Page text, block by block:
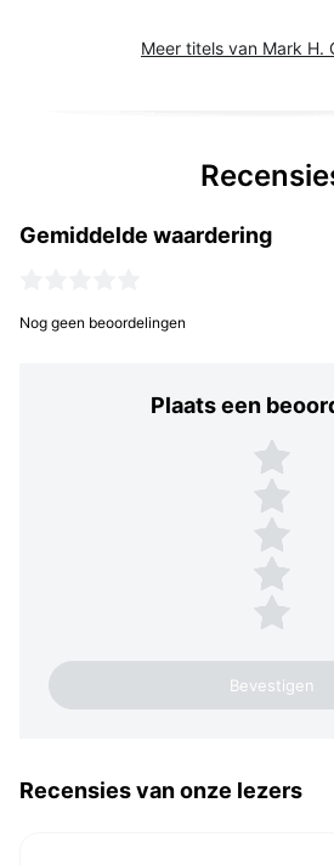
Meer titels van Mark H.
Gemiddelde waardering
Nog geen beoordelingen
Plaats een
Plaats
5 sterren
4 sterren
3 sterren
2 sterren
1 ster
Recensies van onze lezers